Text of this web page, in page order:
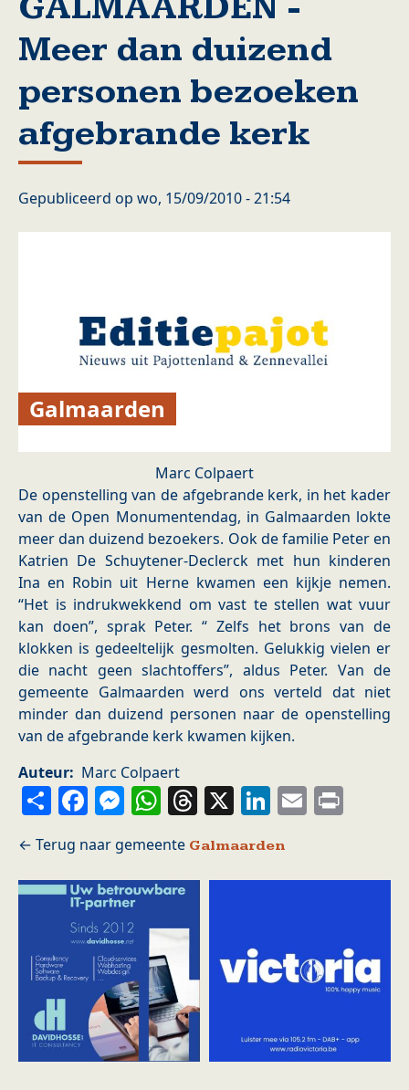
Meer dan duizend
personen bezoeken
afgebrande kerk
Gepubliceerd op wo, 15/09/2010 - 21:54
Galmaarden
Marc Colpaert
De openstelling van de afgebrande kerk, in het kader
van de Open Monumentendag, in Galmaarden lokte
meer dan duizend bezoekers. Ook de familie Peter en
Katrien De Schuytener-Declerck met hun kinderen
Ina en Robin uit Herne kwamen een kijkje nemen.
“Het is indrukwekkend om vast te stellen wat vuur
kan doen”, sprak Peter. “ Zelfs het brons van de
klokken is gedeeltelijk gesmolten. Gelukkig vielen er
die nacht geen slachtoffers”, aldus Peter. Van de
gemeente Galmaarden werd ons verteld dat niet
minder dan duizend personen naar de openstelling
van de afgebrande kerk kwamen kijken.
Auteur
Marc Colpaert
ShareFacebook
Messenger
WhatsApp
Threads
X LinkedIn
Email
Galmaarden